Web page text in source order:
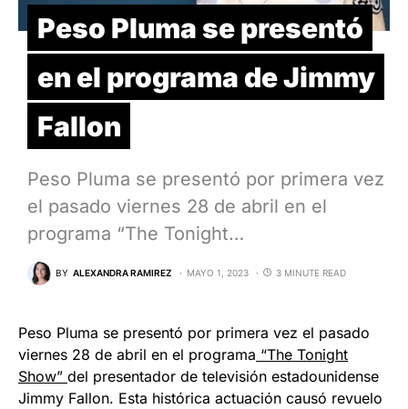
Peso Pluma se presentó
en el programa de Jimmy
Fallon
Peso Pluma se presentó por primera vez
el pasado viernes 28 de abril en el
programa “The Tonight…
BY ALEXANDRA RAMIREZ MAYO 1, 2023 3 MINUTE READ
Peso Pluma se presentó por primera vez el pasado
viernes 28 de abril en el programa “The Tonight
Show” del presentador de televisión estadounidense
Jimmy Fallon. Esta histórica actuación causó revuelo